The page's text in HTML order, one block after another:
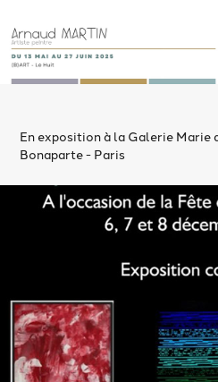
En exposition à la Galerie
Bonaparte - Paris